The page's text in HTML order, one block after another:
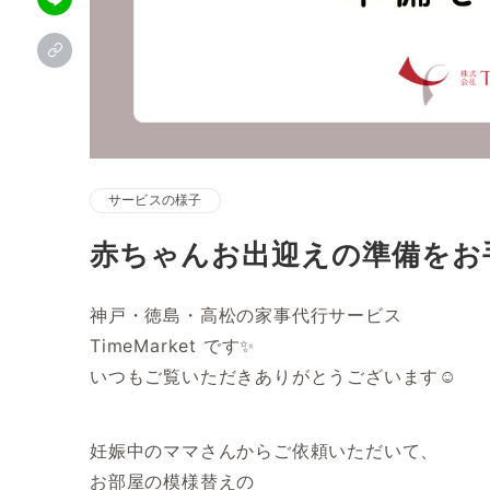
サービスの様子
赤ちゃんお出迎えの準備をお
神戸・徳島・高松の家事代行サービス
TimeMarket です✨
いつもご覧いただきありがとうございます☺
妊娠中のママさんからご依頼いただいて、
お部屋の模様替えの